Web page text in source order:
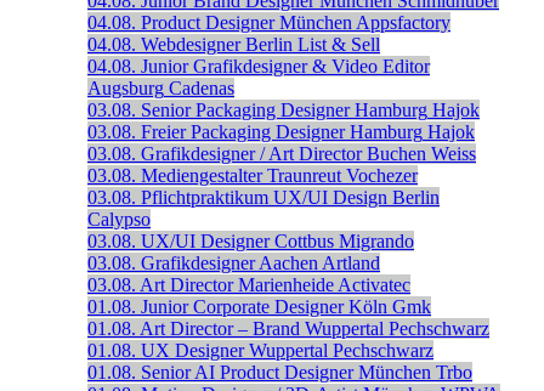
04.08. Product Designer München Appsfactory
04.08. Webdesigner Berlin List & Sell
04.08. Junior Grafikdesigner & Video Editor
Augsburg Cadenas
03.08. Senior Packaging Designer Hamburg Hajok
03.08. Freier Packaging Designer Hamburg Hajok
03.08. Grafikdesigner / Art Director Buchen Weiss
03.08. Mediengestalter Traunreut Vochezer
03.08. Pflichtpraktikum UX/UI Design Berlin
Calypso
03.08. UX/UI Designer Cottbus Migrando
03.08. Grafikdesigner Aachen Artland
03.08. Art Director Marienheide Activatec
01.08. Junior Corporate Designer Köln Gmk
01.08. Art Director – Brand Wuppertal Pechschwarz
01.08. UX Designer Wuppertal Pechschwarz
01.08. Senior AI Product Designer München Trbo